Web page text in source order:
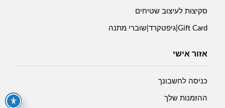
סקיצות לעיצוב שטיחים
Gift Card|גיפטקרד|שוברי מתנה
אזור אישי
כניסה לחשבונך
ההזמנות שלך